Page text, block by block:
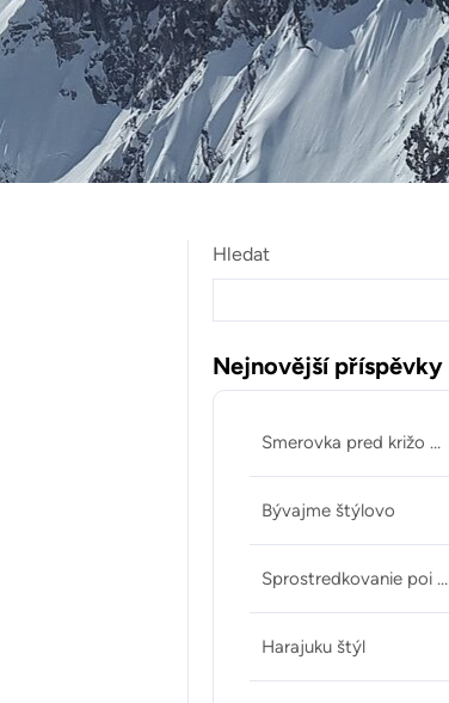
Hledat
Nejnovější příspěvky
Smerovka pred križo …
Bývajme štýlovo
Sprostredkovanie poi …
Harajuku štýl